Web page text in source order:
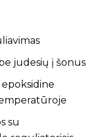
judesių į šonus
su